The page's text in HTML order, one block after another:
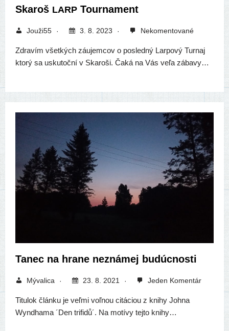
Skaroš LARP Tournament
Jouži55 3. 8. 2023 Nekomentované
Zdravím všet­kých záu­jem­cov o posled­ný Larpový Turnaj
kto­rý sa usku­toč­ní v Skaroši. Čaká na Vás veľa zábavy…
Tanec na hrane neznámej budúcnosti
Mývalica 23. 8. 2021 Jeden Komentár
Titulok člán­ku je veľ­mi voľ­nou citá­ci­ou z kni­hy Johna
Wyndhama ´Den tri­fi­dů´. Na motí­vy tej­to knihy…